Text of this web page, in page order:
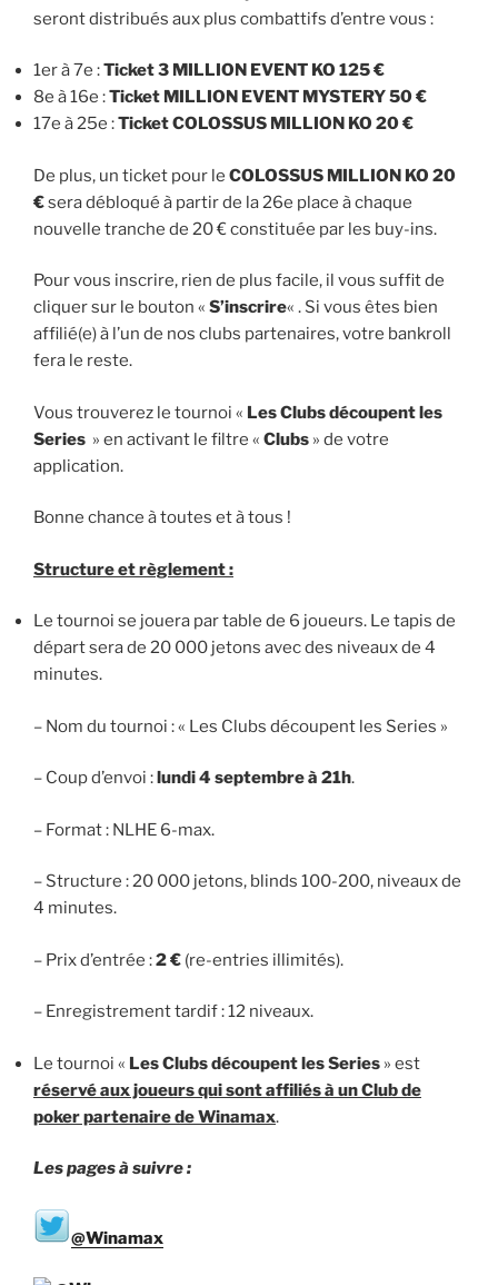
seront distribués aux plus combattifs d’entre vous :
1er à 7e :Ticket 3 MILLION EVENT KO 125 €
8e à 16e :Ticket MILLION EVENT MYSTERY 50 €
17e à 25e :Ticket COLOSSUS MILLION KO 20 €
De plus, un ticket pour le COLOSSUS MILLION KO 20
€sera débloqué à partir de la 26e place à chaque
nouvelle tranche de 20 € constituée par les buy-ins.
Pour vous inscrire, rien de plus facile, il vous suffit de
cliquer sur le bouton « S’inscrire« . Si vous êtes bien
affilié(e) à l’un de nos clubs partenaires, votre bankroll
fera le reste.
Vous trouverez le tournoi « Les Clubs découpent les
Series » en activant le filtre « Clubs » de votre
application.
Bonne chance à toutes et à tous !
Structure et règlement :
Le tournoi se jouera par table de 6 joueurs. Le tapis de
départ sera de 20 000 jetons avec des niveaux de 4
minutes.
– Nom du tournoi : « Les Clubs découpent les Series »
– Coup d’envoi :lundi 4 septembre à 21h.
– Format : NLHE 6-max.
– Structure : 20 000 jetons, blinds 100-200, niveaux de
4 minutes.
– Prix d’entrée :2 € (re-entries illimités).
– Enregistrement tardif : 12 niveaux.
Le tournoi « Les Clubs découpent les Series » est
réservé aux joueurs qui sont affiliés à un Club de
poker partenaire de Winamax.
Les pages à suivre :
@Winamax